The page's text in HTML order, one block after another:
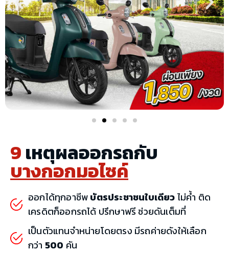
9เหตุผลออกรถกับ
บางกอกมอไซค์
ออกได้ทุกอาชีพบัตรประชาชนใบเดียวไม่ค้ำ ติด
เครดิตก็ออกรถได้ ปรึกษาฟรี ช่วยดันเต็มที่
เป็นตัวแทนจำหน่ายโดยตรง มีรถค่ายดังให้เลือก
กว่า 500 คัน